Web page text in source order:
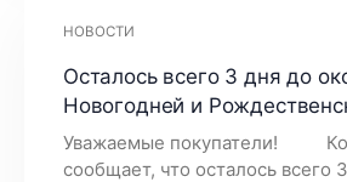
НОВОСТИ
Осталось всего 3 дня до
Новогодней и
Уважаемые покупатели!
сообщает, что осталось всего